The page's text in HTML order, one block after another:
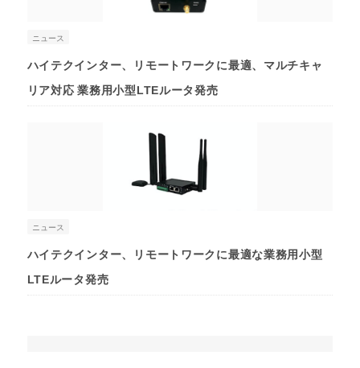
ニュース
ハイテクインター、リモートワークに最適、マルチキャ
リア対応 業務用小型LTEルータ発売
ニュース
ハイテクインター、リモートワークに最適な業務用小型
LTEルータ発売